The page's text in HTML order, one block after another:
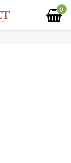
0